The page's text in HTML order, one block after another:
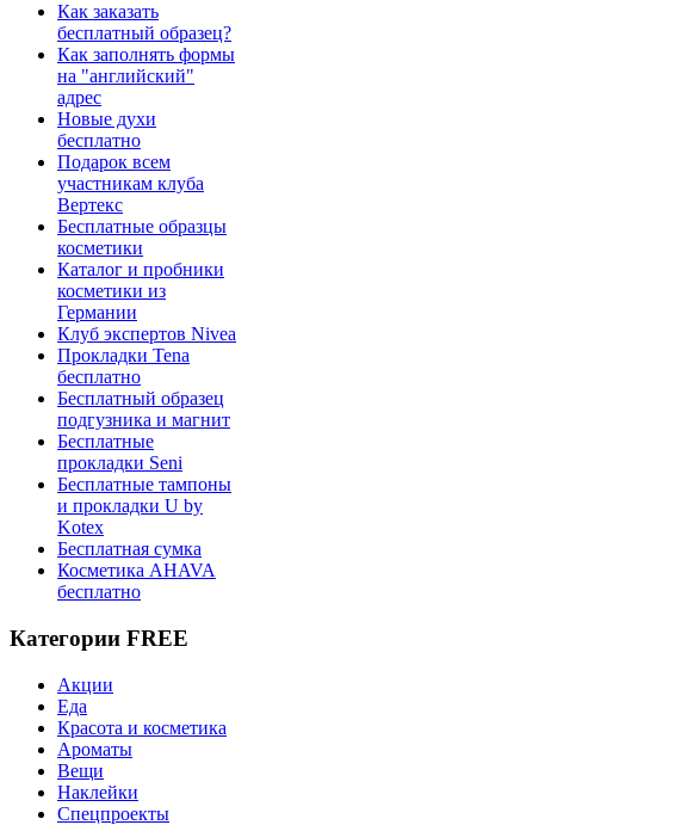
Как заказать
бесплатный образец?
Как заполнять формы
на "английский"
адрес
Новые духи
бесплатно
Подарок всем
участникам клуба
Вертекс
Бесплатные образцы
косметики
Каталог и пробники
косметики из
Германии
Клуб экспертов Nivea
Прокладки Tena
бесплатно
Бесплатный образец
подгузника и магнит
Бесплатные
прокладки Seni
Бесплатные тампоны
и прокладки U by
Kotex
Бесплатная сумка
Косметика AHAVA
бесплатно
Категории FREE
Акции
Еда
Красота и косметика
Ароматы
Вещи
Наклейки
Спецпроекты